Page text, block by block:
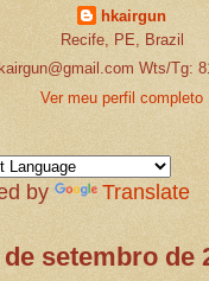
hkairgun
Recife, PE, Brazil
Wts/Tg:
Ver meu perfil completo
by Translate
setembro de